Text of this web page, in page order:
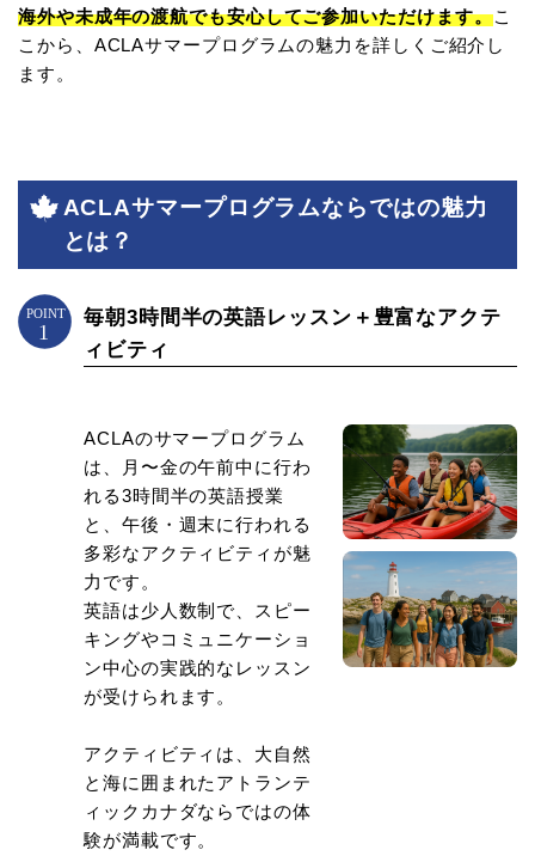
海外や未成年の渡航でも安心してご参加いただけます。こ
こから、ACLAサマープログラムの魅力を詳しくご紹介し
ます。
ACLAサマープログラムならではの魅力
とは？
毎朝3時間半の英語レッスン＋豊富なアクテ
ィビティ
ACLAのサマープログラム
は、月〜金の午前中に行わ
れる3時間半の英語授業
と、午後・週末に行われる
多彩なアクティビティが魅
力です。
英語は少人数制で、スピー
キングやコミュニケーショ
ン中心の実践的なレッスン
が受けられます。
アクティビティは、大自然
と海に囲まれたアトランテ
ィックカナダならではの体
験が満載です。